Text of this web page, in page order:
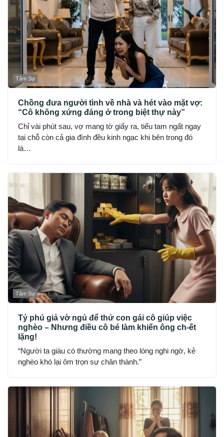
Tâm Sự
Chồng đưa người tình về nhà và hét vào mặt vợ:
“Cô không xứng đáng ở trong biệt thự này”
Chỉ vài phút sau, vợ mang tờ giấy ra, tiểu tam ngất ngay
tại chỗ còn cả gia đình đều kinh ngạc khi bên trong đó
là…
Tâm Sự
Tỷ phú giả vờ ngủ để thử con gái cô giúp việc
nghèo – Nhưng điều cô bé làm khiến ông ch-ết
lặng!
“Người ta giàu có thường mang theo lòng nghi ngờ, kẻ
nghèo khó lại ôm trọn sự chân thành.”